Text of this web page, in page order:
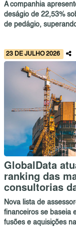
A companhia
deságio de 22,53%
de pedágio,
23 DE JULHO 2026
GlobalData
ranking das
consultorias
Nova lista de
financeiros se baseia
fusões e aquisições